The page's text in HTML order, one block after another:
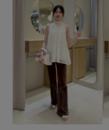
お手入れしやすい
さらりとした イ
カジュアル
ギンガムチェック
ゴム仕様 ジャガ